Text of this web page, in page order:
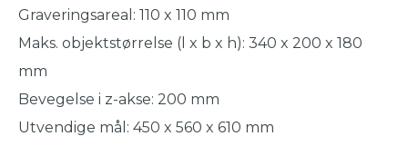
Graveringsareal: 110 x 110 mm
Maks. objektstørrelse (l x b x h): 340 x 200 x 180
mm
Bevegelse i z-akse: 200 mm
Utvendige mål: 450 x 560 x 610 mm